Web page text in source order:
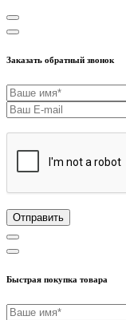
Заказать обратный звонок
Отправить
Быстрая покупка товара